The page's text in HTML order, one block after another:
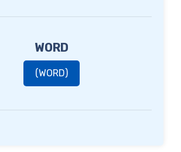
WORD
(WORD)